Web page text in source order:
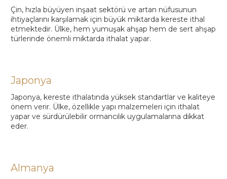
Çin, hızla büyüyen inşaat sektörü ve artan nüfusunun
ihtiyaçlarını karşılamak için büyük miktarda kereste ithal
etmektedir. Ülke, hem yumuşak ahşap hem de sert ahşap
türlerinde önemli miktarda ithalat yapar.
Japonya
Japonya, kereste ithalatında yüksek standartlar ve kaliteye
önem verir. Ülke, özellikle yapı malzemeleri için ithalat
yapar ve sürdürülebilir ormancılık uygulamalarına dikkat
eder.
Almanya